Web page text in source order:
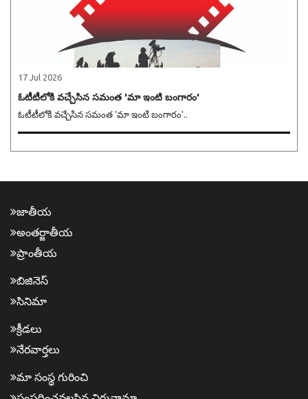
17 Jul 2026
ఓటీటీలోకి వచ్చేసిన సమంత 'మా ఇంటి బంగారం'
ఓటీటీలోకి వచ్చేసిన సమంత 'మా ఇంటి బంగారం'..
జాతీయ
అంత‌ర్జాతీయ
ప్రాంతీయ‌
బిజినెస్
సినిమా
క్రీడ‌లు
నేర‌వార్త‌లు
మా సంస్థ గురించి